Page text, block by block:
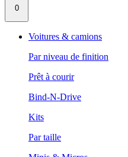
0
Voitures & camions
Par niveau de finition
Prêt à courir
Bind-N-Drive
Kits
Par taille